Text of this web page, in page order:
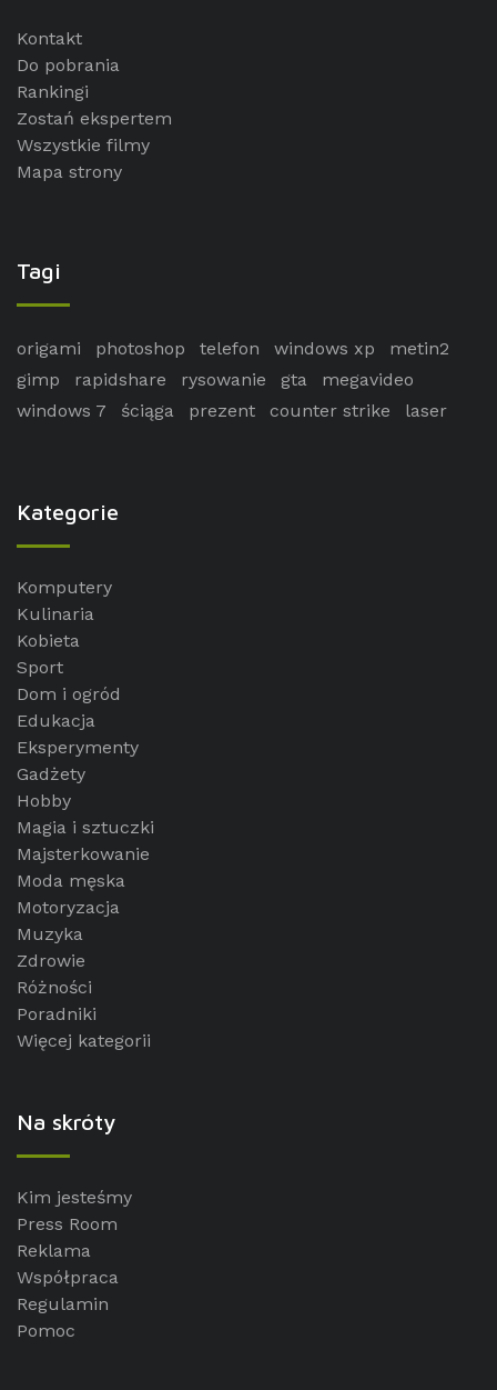
Kontakt
Do pobrania
Rankingi
Zostań ekspertem
Wszystkie filmy
Mapa strony
Tagi
origami photoshop telefon windows xp
metin2
gimp
rapidshare rysowanie gta
megavideo
windows 7
ściąga prezent counter strike laser
Kategorie
Komputery
Kulinaria
Kobieta
Sport
Dom i ogród
Edukacja
Eksperymenty
Gadżety
Hobby
Magia i sztuczki
Majsterkowanie
Moda męska
Motoryzacja
Muzyka
Zdrowie
Różności
Poradniki
Więcej kategorii
Na skróty
Kim jesteśmy
Press Room
Reklama
Współpraca
Regulamin
Pomoc